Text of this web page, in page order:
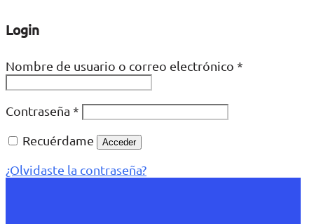
Login
Nombre de usuario o correo electrónico *
Contraseña *
Recuérdame
Acceder
¿Olvidaste la contraseña?